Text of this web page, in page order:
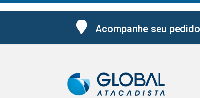
Acompanhe seu pedido